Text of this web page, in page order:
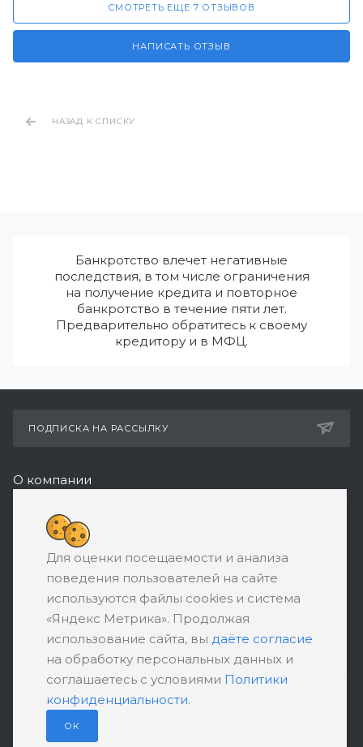
СМОТРЕТЬ ЕЩЕ 7 ОТЗЫВОВ
НАПИСАТЬ ОТЗЫВ
НАЗАД К СПИСКУ
Банкротство влечет негативные
последствия, в том числе ограничения
на получение кредита и повторное
банкротство в течение пяти лет.
Предварительно обратитесь к своему
кредитору и в МФЦ.
ПОДПИСКА НА РАССЫЛКУ
О компании
Реквизиты
8 (800) 550-08-77
ЗАКАЗАТЬ ЗВОНОК
support@ratingbankrotstva.ru
111398, Москва, ул. Плеханова, д. 30,
абонентский ящик №5
ПОЛИТИКА КОНФИДЕНЦИАЛЬНОСТИ
ПОЛЬЗОВАТЕЛЬСКОЕ СОГЛАШЕНИЕ
Для оценки посещаемости и анализа
поведения пользователей на сайте
используются файлы cookies и система
«Яндекс Метрика». Продолжая
использование сайта, вы даёте согласие
на обработку персональных данных и
соглашаетесь с условиями Политики
конфиденциальности.
ОК